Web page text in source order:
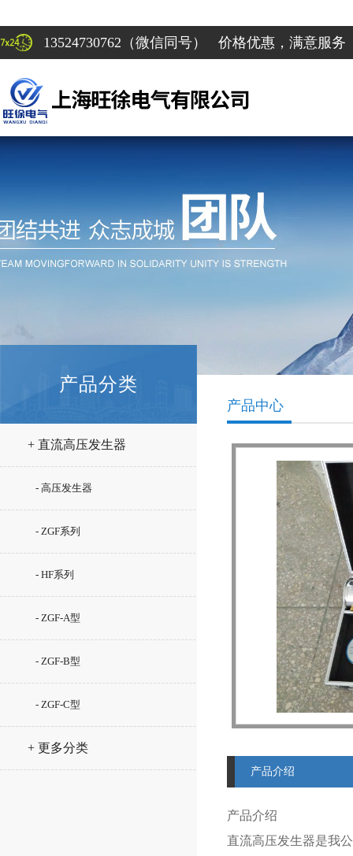
13524730762（微信同号） 价格优惠，满意服务
产品分类
+ 直流高压发生器
- 高压发生器
- ZGF系列
- HF系列
- ZGF-A型
- ZGF-B型
- ZGF-C型
+ 更多分类
产品中心
产品介绍
产品介绍
直流高压发生器是我